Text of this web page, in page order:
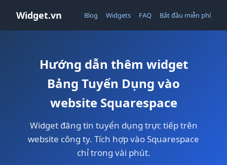
Widget.vn Blog Widgets FAQ Bắt đầu miễn phí
Hướng dẫn thêm widget
Bảng Tuyển Dụng vào
website Squarespace
Widget đăng tin tuyển dụng trực tiếp trên
website công ty. Tích hợp vào Squarespace
chỉ trong vài phút.